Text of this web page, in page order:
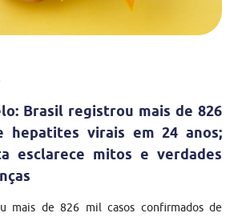
Brasil registrou mais de 826
hepatites virais em 24 anos;
esclarece mitos e verdades
mais de 826 mil casos confirmados de